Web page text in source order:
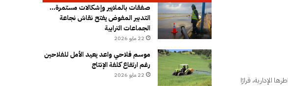
الإدارية، قرارًا
صفقات بالملايير وإشكالات مستمرة…
التدبير المفوض يفتح نقاش نجاعة
الجماعات الترابية
22 مايو 2026
موسم فلاحي واعد يعيد الأمل للفلاحين
رغم ارتفاع كلفة الإنتاج
22 مايو 2026